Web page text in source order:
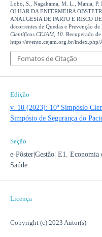
Lobo, S., Nagahama, M. L., Mania,
OLHAR DA ENFERMEIRA
ANALGESIA DE PARTO E RISCO
decorrentes de Quedas e Prevenção de
Científicos CEJAM, 10. Recuperado de
https://evento.cejam.org.br/
Fomatos de Citação
Edição
v. 10 (2023): 10º Simpósio
Simpósio de Segurança do
Seção
e-Pôster|Gestão| E1.
Saúde
Licença
Copyright (c) 2023 Autor(s)